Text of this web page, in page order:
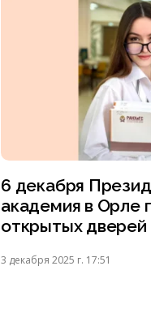
6 декабря
академия в Орле
открытых дверей
3 декабря 2025 г. 17:51